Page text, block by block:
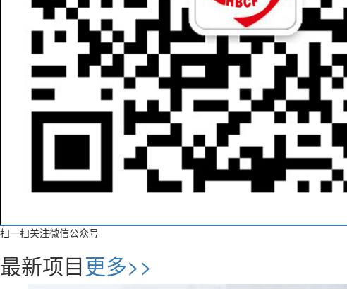
扫一扫关注微信公众号
最新项目更多>>